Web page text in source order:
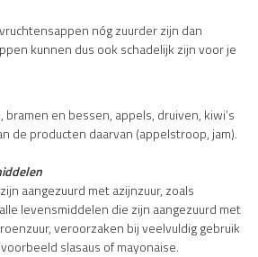
nóg zuurder zijn dan
kunnen dus ook schadelijk zijn voor je
en bessen, appels, druiven, kiwi’s
de producten daarvan (appelstroop, jam).
aangezuurd met azijnzuur, zoals
levensmiddelen die zijn aangezuurd met
veroorzaken bij veelvuldig gebruik
slasaus of mayonaise.